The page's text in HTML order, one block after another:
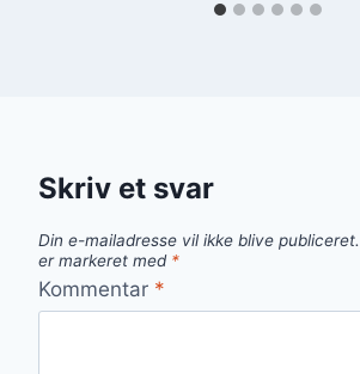
Skriv et svar
Din e-mailadresse vil ikke blive publiceret.
er markeret med *
Kommentar *